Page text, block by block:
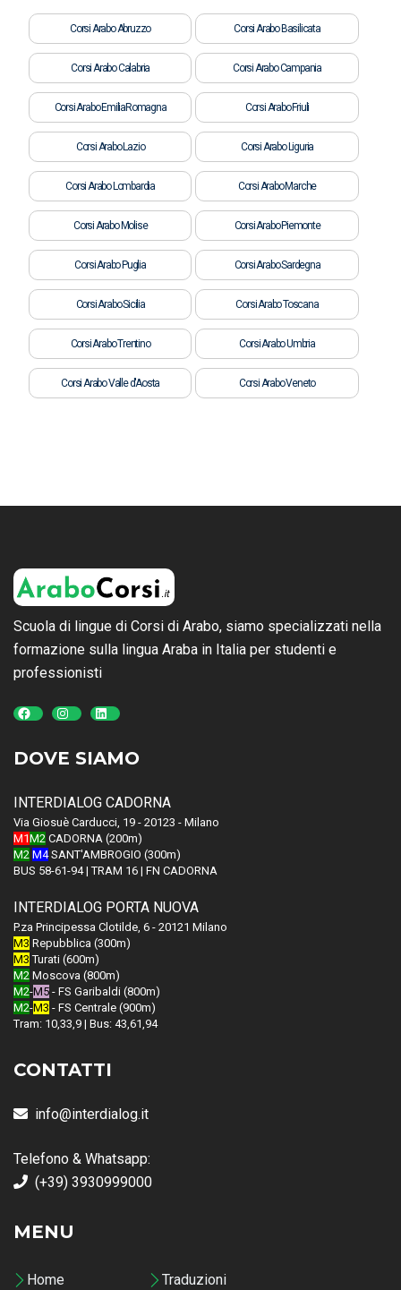
Corsi Arabo Abruzzo Corsi Arabo Basilicata
Corsi Arabo Calabria Corsi Arabo Campania
Corsi Arabo EmiliaRomagna Corsi Arabo Friuli
Corsi Arabo Lazio Corsi Arabo Liguria
Corsi Arabo Lombardia Corsi Arabo Marche
Corsi Arabo Molise Corsi Arabo Piemonte
Corsi Arabo Puglia Corsi Arabo Sardegna
Corsi Arabo Sicilia Corsi Arabo Toscana
Corsi Arabo Trentino Corsi Arabo Umbria
Corsi Arabo Valle d'Aosta Corsi Arabo Veneto
Scuola di lingue di Corsi di Arabo, siamo specializzati nella
formazione sulla lingua Araba in Italia per studenti e
professionisti
FacebookInstagramLinkedIn
DOVE SIAMO
INTERDIALOG CADORNA
Via Giosuè Carducci, 19 - 20123 - Milano
M1M2 CADORNA (200m)
M2 M4SANT'AMBROGIO (300m)
BUS 58-61-94 | TRAM 16 | FN CADORNA
INTERDIALOG PORTA NUOVA
P.za Principessa Clotilde, 6 - 20121 Milano
M3 Repubblica (300m)
M3 Turati (600m)
M2 Moscova (800m)
M2-M5 - FS Garibaldi (800m)
M2-M3 - FS Centrale (900m)
Tram: 10,33,9 | Bus: 43,61,94
CONTATTI
info@interdialog.it
Telefono & Whatsapp:
(+39) 3930999000
MENU
Home
Traduzioni